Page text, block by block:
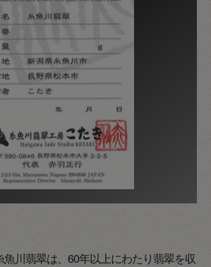
川翡翠は、60年以上にわたり翡翠を収